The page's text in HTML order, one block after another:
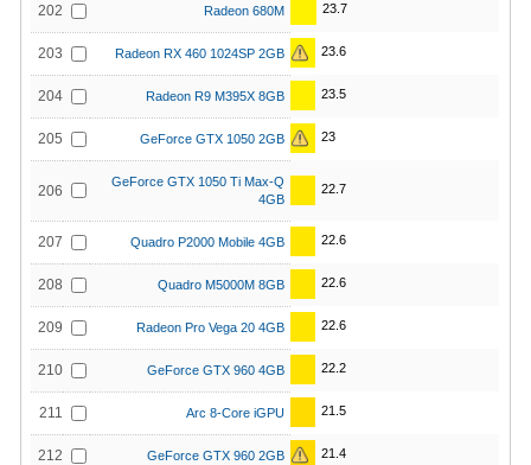
202 Radeon 680M 23.7
203 Radeon RX 460 1024SP 2GB 23.6
204 Radeon R9 M395X 8GB 23.5
205 GeForce GTX 1050 2GB 23
206
GeForce GTX 1050 Ti Max-Q
4GB
22.7
207 Quadro P2000 Mobile 4GB 22.6
208 Quadro M5000M 8GB 22.6
209 Radeon Pro Vega 20 4GB 22.6
210 GeForce GTX 960 4GB 22.2
211 Arc 8-Core iGPU 21.5
212 GeForce GTX 960 2GB 21.4